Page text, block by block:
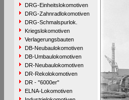
DRG-Einheitslokomotiven
DRG-Zahnradlokomotiven
DRG-Schmalspurlok.
Kriegslokomotiven
Verlagerungsbauten
DB-Neubaulokomotiven
DB-Umbaulokomotiven
DR-Neubaulokomotiven
DR-Rekolokomotiven
DR - "6000er"
ELNA-Lokomotiven